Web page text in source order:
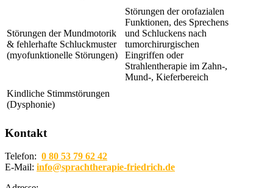
Störungen der Mundmotorik
& fehlerhafte Schluckmuster
(myofunktionelle Störungen)
Störungen der orofazialen
Funktionen, des Sprechens
und Schluckens nach
tumorchirurgischen
Eingriffen oder
Strahlentherapie im Zahn-,
Mund-, Kieferbereich
Kindliche Stimmstörungen
(Dysphonie)
Kontakt
Telefon: 0 80 53 79 62 42
E-Mail: info@sprachtherapie-friedrich.de